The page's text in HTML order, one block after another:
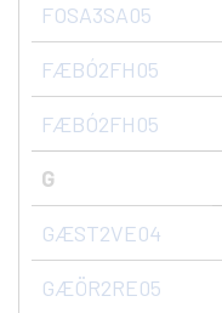
FOSA3SA05
FÆBÓ2FH05
FÆBÓ2FH05
G
GÆST2VE04
GÆÖR2RE05